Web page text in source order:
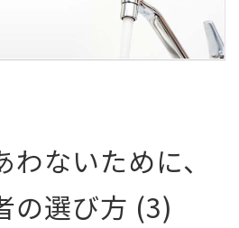
ないために、
の選び方 (3)